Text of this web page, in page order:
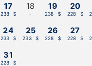
17
238 $
18
-
19
238 $
20
228 $
24
233 $
25
233 $
26
228 $
27
228 $
31
228 $